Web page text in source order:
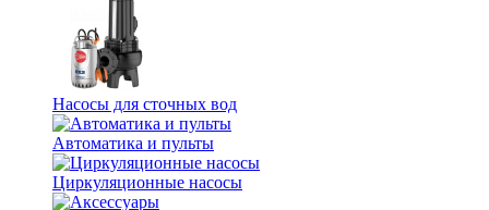
Насосы для сточных вод
Автоматика и пульты
Циркуляционные насосы